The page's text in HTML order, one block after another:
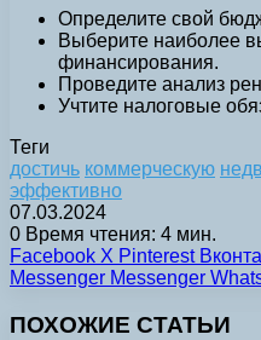
Определите свой
Выберите наиболее
финансирования.
Проведите анализ
Учтите налоговые
Теги
достичь коммерческую
эффективно
07.03.2024
0 Время чтения: 4 мин.
Facebook X Pinterest
Messenger Messenger
ПОХОЖИЕ СТАТЬИ